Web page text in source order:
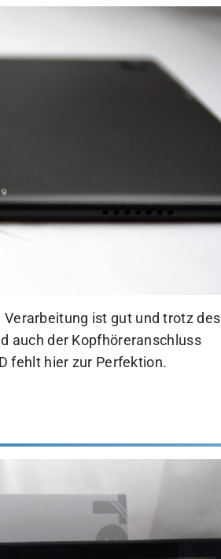
Verarbeitung ist gut und trotz des
auch der Kopfhöreranschluss
fehlt hier zur Perfektion.